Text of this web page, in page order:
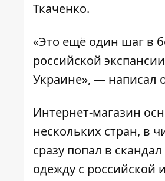
Ткаченко.
«Это ещё один шаг в
российской
Украине», — написал
Интернет-магазин
нескольких стран, в
сразу попал в
одежду с российской